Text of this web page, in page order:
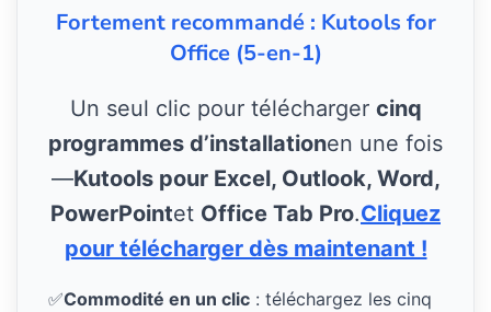
Fortement recommandé : Kutools for
Office (5-en-1)
Un seul clic pour télécharger cinq
programmes d’installationen une fois
—Kutools pour Excel, Outlook, Word,
PowerPointet Office Tab Pro.Cliquez
pour télécharger dès maintenant !
✅Commodité en un clic : téléchargez les cinq